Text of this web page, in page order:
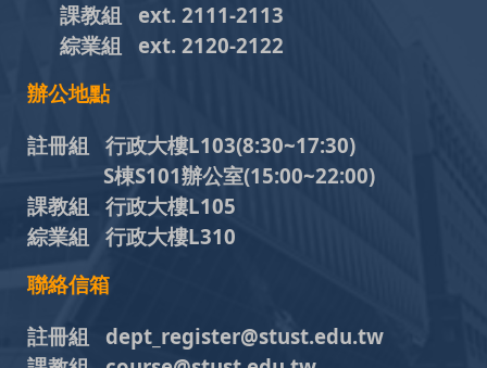
課教組 ext. 2111-2113
綜業組
ext. 2120-2122
辦公地點
註冊組 行政大樓L103(8:30~17:30)
S棟S101辦公室(15:00~22:00)
課教組 行政大樓L105
綜業組 行政大樓L310
聯絡信箱
註冊組 dept_register@stust.edu.tw